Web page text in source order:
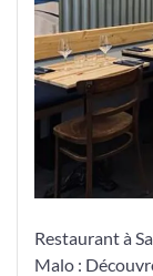
Restaurant à
Malo :